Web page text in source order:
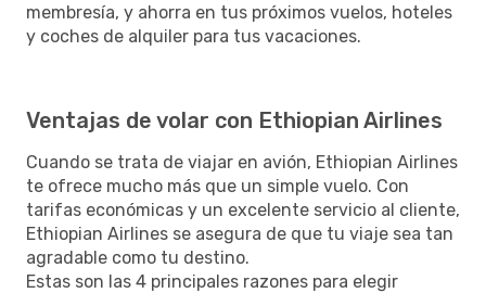
membresía, y ahorra en tus próximos vuelos, hoteles
y coches de alquiler para tus vacaciones.
Ventajas de volar con Ethiopian Airlines
Cuando se trata de viajar en avión, Ethiopian Airlines
te ofrece mucho más que un simple vuelo. Con
tarifas económicas y un excelente servicio al cliente,
Ethiopian Airlines se asegura de que tu viaje sea tan
agradable como tu destino.
Estas son las 4 principales razones para elegir